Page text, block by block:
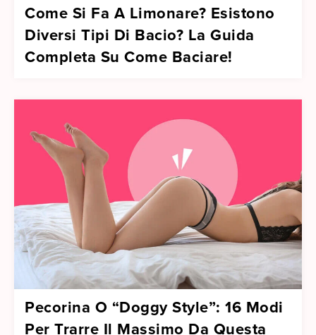
Come Si Fa A Limonare? Esistono
Diversi Tipi Di Bacio? La Guida
Completa Su Come Baciare!
Pecorina O “Doggy Style”: 16 Modi
Per Trarre Il Massimo Da Questa